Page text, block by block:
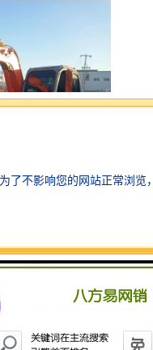
的安全性，以防止
操作人员的安全
；三是对周围人群
他人。这三个方面
比对机械及其它的伤